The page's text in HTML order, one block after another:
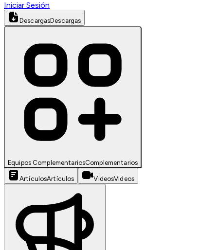
Iniciar Sesión
DescargasDescargas
Equipos ComplementariosComplementarios
ArtículosArtículos VideosVideos